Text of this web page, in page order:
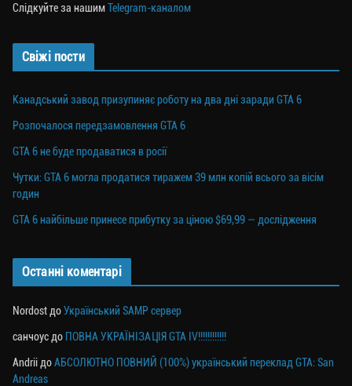
Слідкуйте за нашимTelegram-каналом
Свіжі пости
Канадський завод призупиняє роботу на два дні заради GTA 6
Розпочалося передзамовлення GTA 6
GTA 6 не буде продаватися в росії
Чутки: GTA 6 могла продатися тиражем 39 млн копій всього за вісім
годин
GTA 6 найбільше принесе прибутку за ціною $69,99 — дослідження
Останні коментарі
Nordost доУкраїнський SAMP сервер
санчоус до ПОВНА УКРАЇНІЗАЦІЯ GTA IV!!!!!!!!!!!!
Andrii доАБСОЛЮТНО ПОВНИЙ (100%) український переклад GTA: San
Andreas